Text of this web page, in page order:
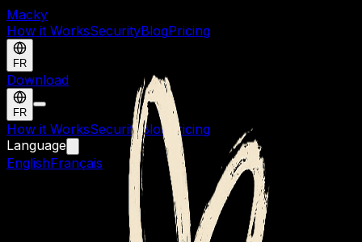
Macky
How it WorksSecurityBlogPricing
FR
Download
FR
How it WorksSecurityBlog
Pricing
Language
EnglishFrançais